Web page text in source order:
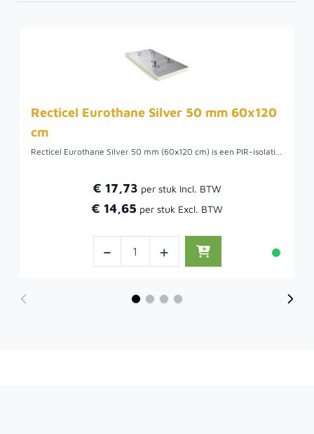
Recticel Eurothane Silver 50 mm 60x120
cm
Recticel Eurothane Silver 50 mm (60x120 cm) is een PIR-isolatieplaat met hoge isolatiewaarde voor efficiënt isoleren met minimale opbouwhoogte.
€ 17,73
€ 14,65
- +